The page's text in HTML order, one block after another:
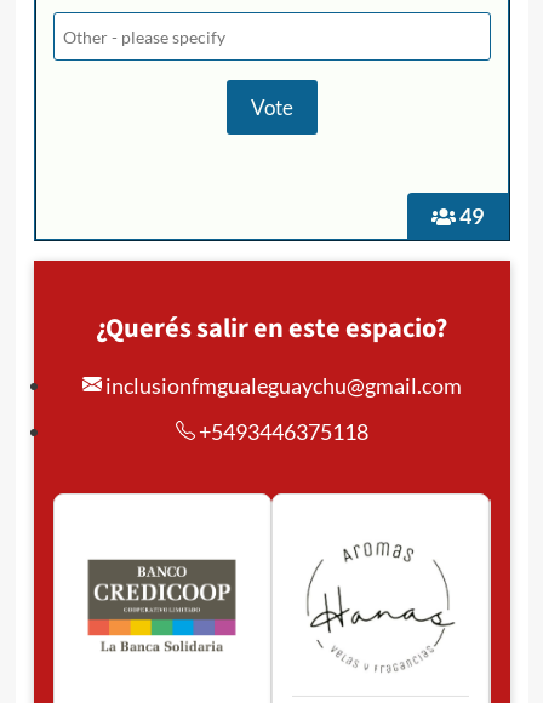
49
¿Querés salir en este espacio?
inclusionfmgualeguaychu@gmail.com
+5493446375118